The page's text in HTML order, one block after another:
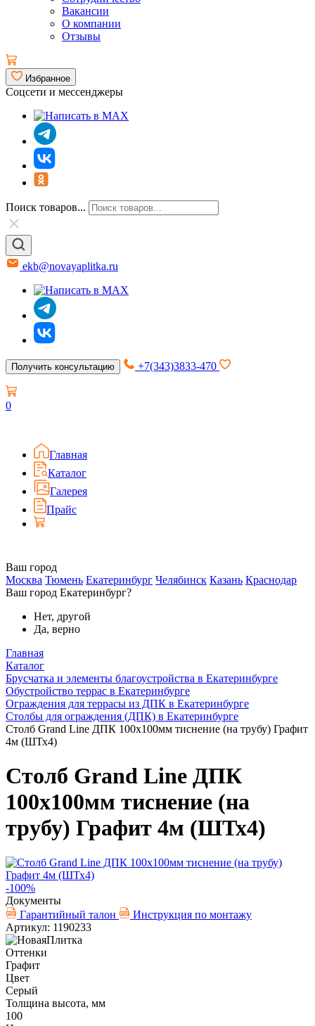
Вакансии
О компании
Отзывы
Избранное
Соцсети и мессенджеры
Поиск товаров...
ekb@novayaplitka.ru
Получить консультацию +7(343)3833-470
0
Главная
Каталог
Галерея
Прайс
Ваш город
Москва Тюмень Екатеринбург Челябинск Казань Краснодар
Ваш город Екатеринбург?
Нет, другой
Да, верно
Главная
Каталог
Брусчатка и элементы благоустройства в Екатеринбурге
Обустройство террас в Екатеринбурге
Ограждения для террасы из ДПК в Екатеринбурге
Столбы для ограждения (ДПК) в Екатеринбурге
Столб Grand Line ДПК 100х100мм тиснение (на трубу) Графит
4м (ШТх4)
Столб Grand Line ДПК
100х100мм тиснение (на
трубу) Графит 4м (ШТх4)
-100%
Документы
Гарантийный талон
Инструкция по монтажу
Артикул: 1190233
Оттенки
Графит
Цвет
Серый
Толщина высота, мм
100